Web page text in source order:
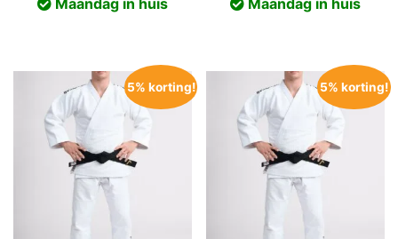
Maandag in huis Maandag in huis
5% korting! 5% korting!